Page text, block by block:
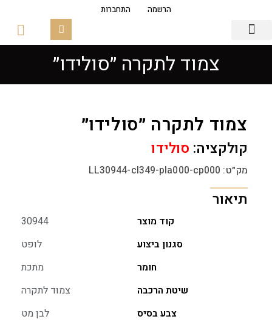
הרשמה התחברות
צמוד לתקרה ״סולידו״
צמוד לתקרה ״סולידו״
קולקציה: סולידו
מק״ט: LL30944-cl349-pla000-cp000
תיאור
קוד מוצר
30944
סגנון ביצוע
לופט
חומר
מתכת
שיטת הרכבה
צמוד לתקרה
צבע בסיס
לבן מט